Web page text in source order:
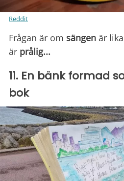
Reddit
Frågan är om sängen är
är prålig...
11. En bänk formad
bok